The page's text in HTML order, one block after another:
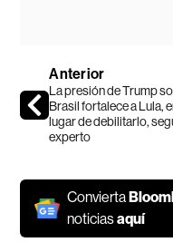
Anterior
La presión de Trump
Brasil fortalece a Lula,
lugar de debilitarlo,
experto
Convierta
noticiasaquí